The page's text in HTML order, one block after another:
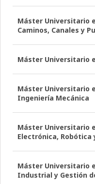
Máster Universitario
Caminos, Canales y
Máster Universitario
Máster Universitario
Ingeniería Mecánica
Máster Universitario
Electrónica,
Máster Universitario
Industrial y Gestión